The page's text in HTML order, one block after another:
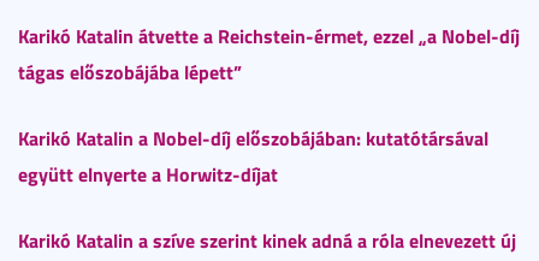
Karikó Katalin átvette a Reichstein-érmet, ezzel „a Nobel-díj
tágas előszobájába lépett”
Karikó Katalin a Nobel-díj előszobájában: kutatótársával
együtt elnyerte a Horwitz-díjat
Karikó Katalin a szíve szerint kinek adná a róla elnevezett új